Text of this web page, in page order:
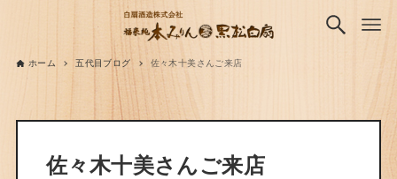
ホーム 五代目ブログ 佐々木十美さんご来店
佐々木十美さんご来店